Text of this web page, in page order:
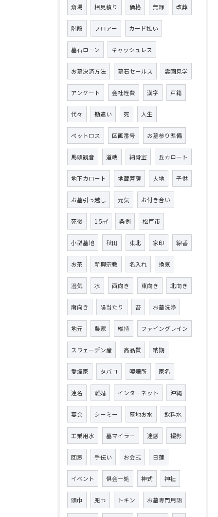
斎場 相見積り 価格 無縁 改葬
階段 フロアー カード払い
墓石ローン キャッシュレス
お墓決済方法 墓石セールス 霊園見学
アンケート 会社経費 漢字 戸籍
代々 勘違い 死 人生
ペットロス 区画番号 お墓参り準備
馬頭観音 道端 納骨室 丘カロート
地下カロート 地蔵菩薩 大地 子供
お墓引っ越し 元気 お付き合い
死後 1.5㎡ 条例 松戸市
小型墓地 秋田 東北 家印 線香
お茶 新興宗教 名入れ 換気
湿気 水 西向き 東向き 北向き
南向き 陽当たり 苔 お墓洗浄
地元 農家 維持 ファイングレイン
スウェーデン産 高品質 納期
愛煙家 タバコ 喫煙所 家名
連名 離婚 インターネット 沖縄
宴会 シーミー 墓地お水 飲料水
工業用水 墓マイラー 迷惑 撮影
回忌 手伝い お会式 日蓮
イベント 倶会一処 神式 神社
頭巾 兜巾 トキン お墓専門用語